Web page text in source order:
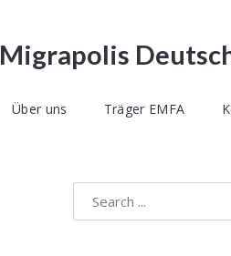
Migrapolis
Über uns Träger EMFA